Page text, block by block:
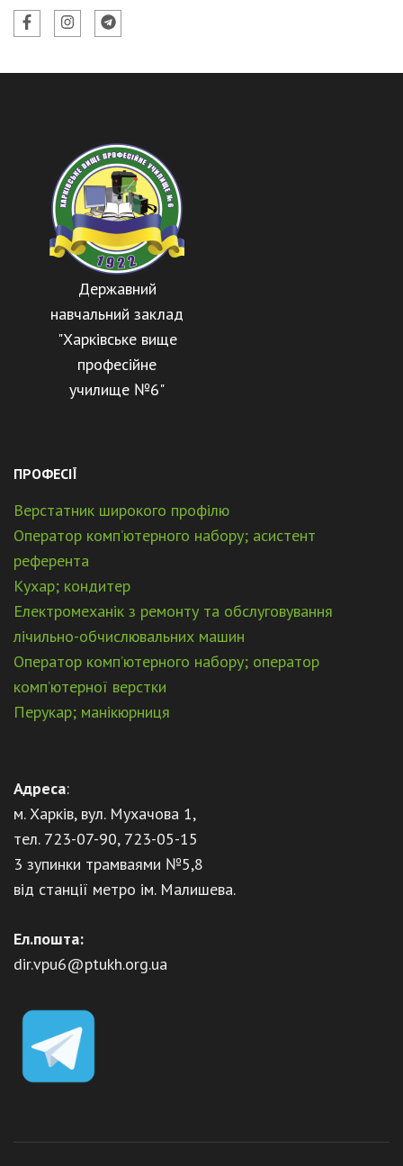
Державний
навчальний заклад
"Харківське вище
професійне
училище №6"
ПРОФЕСІЇ
Верстатник широкого профілю
Оператор комп’ютерного набору; асистент
референта
Кухар; кондитер
Електромеханік з ремонту та обслуговування
лічильно-обчислювальних машин
Оператор комп’ютерного набору; оператор
комп’ютерної верстки
Перукар; манікюрниця
Адреса:
м. Харків, вул. Мухачова 1,
тел. 723-07-90, 723-05-15
3 зупинки трамваями №5,8
від станції метро ім. Малишева.
Ел.пошта:
dir.vpu6@ptukh.org.ua